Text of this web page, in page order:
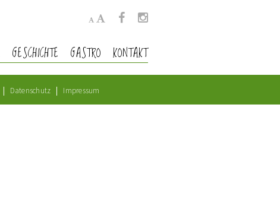
GESCHICHTE GASTRO KONTAKT
Datenschutz Impressum